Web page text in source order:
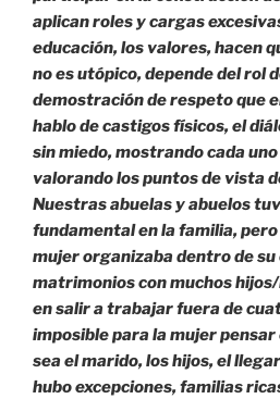
aplican roles y cargas
educación, los valores, hacen
no es utópico, depende del rol
demostración de respeto que
hablo de castigos físicos, el
sin miedo, mostrando cada
valorando los puntos de vista
Nuestras abuelas y abuelos
fundamental en la familia,
mujer organizaba dentro de su
matrimonios con muchos
en salir a trabajar fuera de
imposible para la mujer pensar
sea el marido, los hijos, el
hubo excepciones, familias